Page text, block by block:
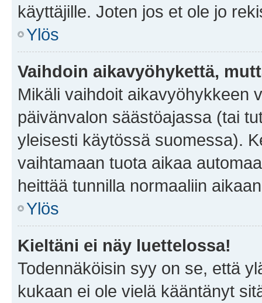
käyttäjille. Joten jos et ole jo
Ylös
Vaihdoin aikavyöhykettä,
Mikäli vaihdoit aikavyöhykkeen
päivänvalon säästöajassa (tai
yleisesti käytössä suomessa).
vaihtamaan tuota aikaa
heittää tunnilla normaaliin
Ylös
Kieltäni ei näy luettelossa!
Todennäköisin syy on se, että
kukaan ei ole vielä kääntänyt